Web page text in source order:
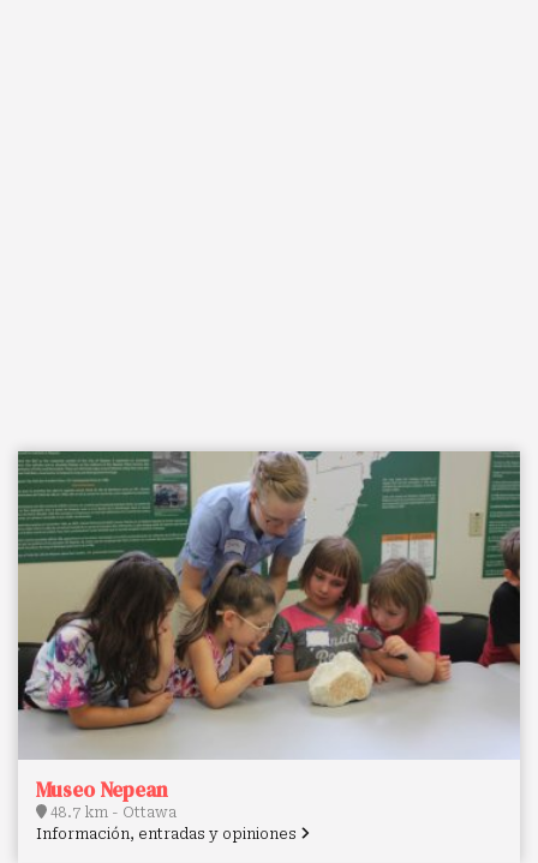
Museo Nepean
48.7 km - Ottawa
Información, entradas y opiniones